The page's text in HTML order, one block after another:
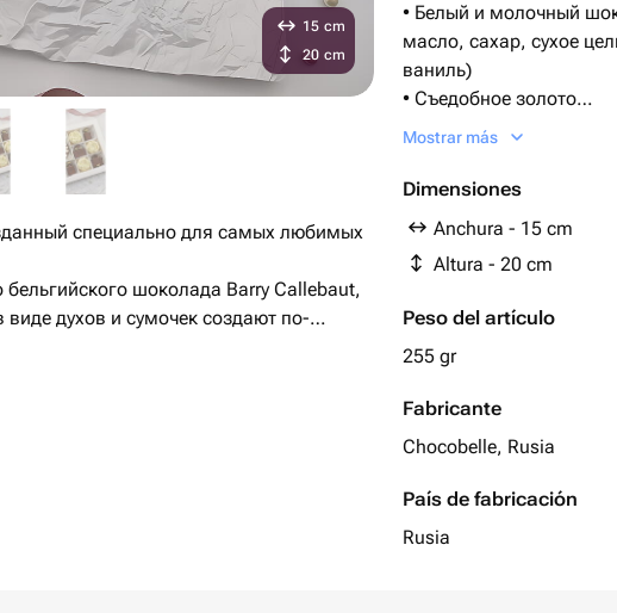
• Белый и молочный
масло, сахар, сухое
ваниль)
• Съедобное золото
• Натуральные красители
✘ Нет растительных
✘ Нет консервантов
Mostrar más
Dimensiones
Anchura - 15 cm
Altura - 20 cm
Peso del artículo
255 gr
Fabricante
Chocobelle, Rusia
País de fabricación
Rusia
15 cm
20 cm
специально для самых любимых
шоколада Barry Callebaut,
духов и сумочек создают по-
подарок.